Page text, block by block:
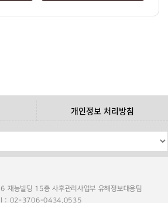
개인정보 처리방침
재능빌딩 15층 사후관리사업부 유해정보대응팀
: 02-3706-0434,0535